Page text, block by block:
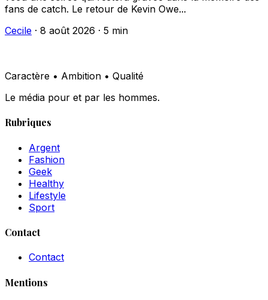
fans de catch. Le retour de Kevin Owe...
Cecile · 8 août 2026 · 5 min
Caractère • Ambition • Qualité
Le média pour et par les hommes.
Rubriques
Argent
Fashion
Geek
Healthy
Lifestyle
Sport
Contact
Contact
Mentions